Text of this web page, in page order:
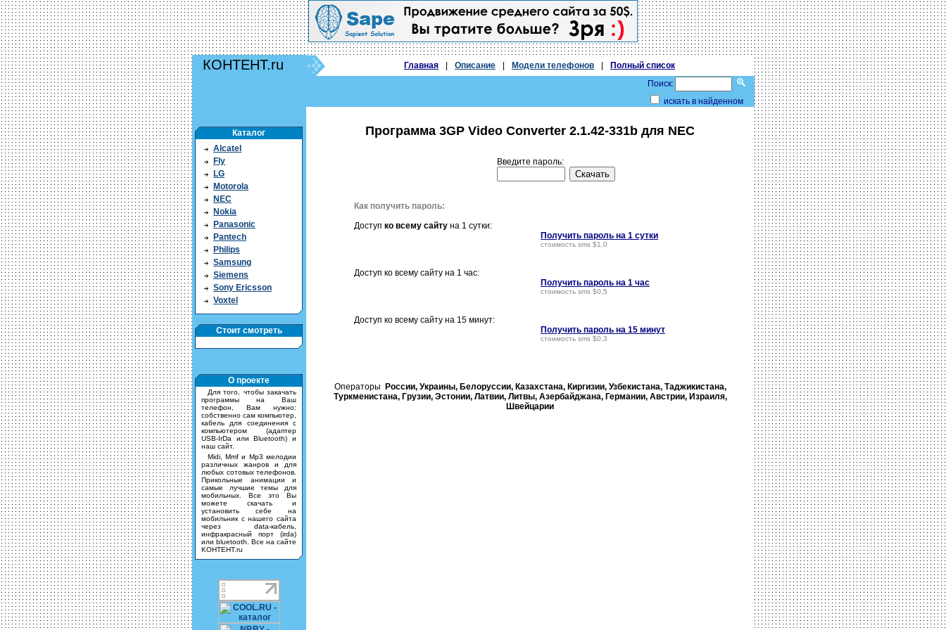
КОНТЕНТ.ru Главная Описание Модели телефонов
Полный список
Поиск:
искать в найденном
Каталог
Alcatel
Fly
LG
Motorola
NEC
Nokia
Panasonic
Pantech
Philips
Samsung
Siemens
Sony Ericsson
Voxtel
Стоит смотреть
О проекте
Для того, чтобы закачать
программы на Ваш
телефон, Вам нужно:
собственно сам компьютер,
кабель для соединения с
компьютером (адаптер
USB-IrDa или Bluetooth) и
наш сайт.
Midi, Mmf и Mp3 мелодии
различных жанров и для
любых сотовых телефонов.
Прикольные анимации и
самые лучшие темы для
мобильных. Все это Вы
можете скачать и
установить себе на
мобильник с нашего сайта
через data-кабель,
инфракрасный порт (irda)
или bluetooth. Все на сайте
KOHTEHT.ru
Программа 3GP Video Converter 2.1.42-331b для NEC
Введите пароль:
Как получить пароль:
Доступ ко всему сайту на 1 сутки:
Получить пароль на 1 сутки
стоимость sms $1,0
Доступ ко всему сайту на 1 час:
Получить пароль на 1 час
стоимость sms $0,5
Доступ ко всему сайту на 15 минут:
Получить пароль на 15 минут
стоимость sms $0,3
Операторы
России, Украины, Белорусcии, Казахстана, Киргизии, Узбекистана, Таджикистана,
Туркменистана, Грузии, Эстонии, Латвии, Литвы, Азербайджана, Германии, Австрии, Израиля,
Швейцарии